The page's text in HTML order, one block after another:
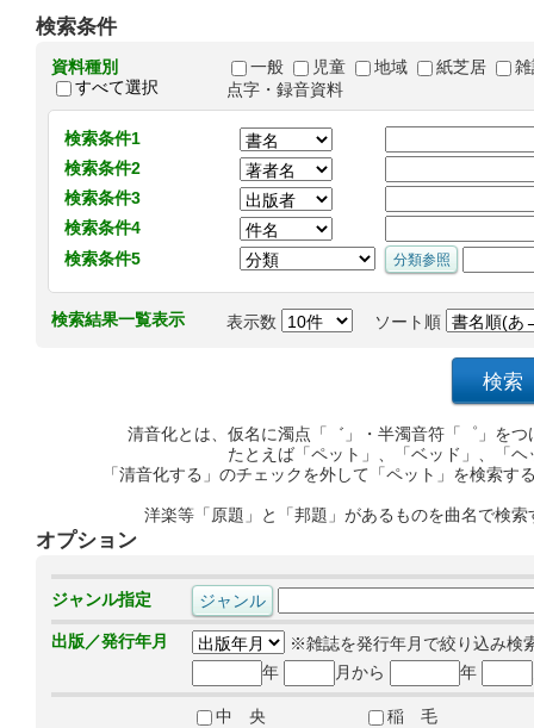
検索条件
資料種別
すべて選択
一般 児童 地域 紙芝居
点字・録音資料
検索条件1
検索条件2
検索条件3
検索条件4
検索条件5
検索結果一覧表示 表示数 ソート順
清音化とは、仮名に濁点「゛」・半濁音符「゜」を
たとえば「ペット」、「ベッド」、「
「清音化する」のチェックを外して「ペット」を検索
洋楽等「原題」と「邦題」があるものを曲名で検
オプション
ジャンル指定
出版／発行年月
※雑誌を発行年月で絞り込み検
年
月から 年
中 央
稲 毛